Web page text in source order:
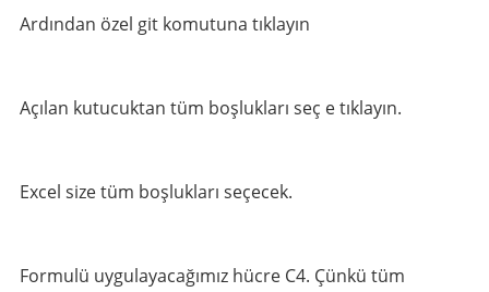
Ardından özel git komutuna tıklayın
Açılan kutucuktan tüm boşlukları seç e tıklayın.
Excel size tüm boşlukları seçecek.
Formulü uygulayacağımız hücre C4. Çünkü tüm